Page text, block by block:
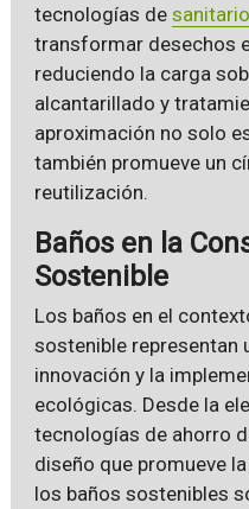
tecnologías de
transformar desechos
reduciendo la carga
alcantarillado y
aproximación no solo
también promueve un
reutilización.
Baños en la
Sostenible
Los baños en el
sostenible representan
innovación y la
ecológicas. Desde la
tecnologías de ahorro
diseño que promueve
los baños sostenibles